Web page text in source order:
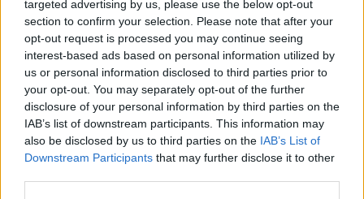
targeted advertising by us, please use the below opt-out
section to confirm your selection. Please note that after your
opt-out request is processed you may continue seeing
interest-based ads based on personal information utilized by
us or personal information disclosed to third parties prior to
your opt-out. You may separately opt-out of the further
disclosure of your personal information by third parties on the
IAB’s list of downstream participants. This information may
also be disclosed by us to third parties on the IAB’s List of
Downstream Participants that may further disclose it to other
áll a tészta. Ha nincs gépünk, akkor a
maradék 80 deka lisztet egy tálba
szitáljuk, a közepét kimélyítjük, majd
beleöntjük a langyos tejet.
3.
Az élesztőt belemorzsoljuk, majd
beleszórjuk a cukrot, és 10 percre